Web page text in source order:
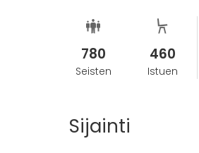
780
Seisten
460
Istuen
Sijainti